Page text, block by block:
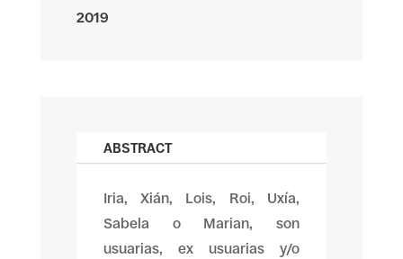
2019
ABSTRACT
Iria, Xián, Lois, Roi, Uxía,
Sabela o Marian, son
usuarias, ex usuarias y/o